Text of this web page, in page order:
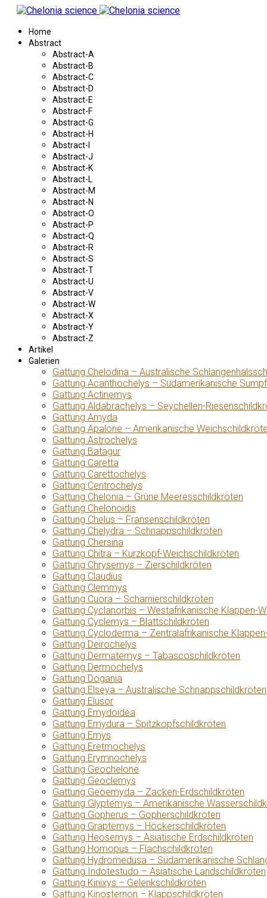
Home
Abstract
Abstract-A
Abstract-B
Abstract-C
Abstract-D
Abstract-E
Abstract-F
Abstract-G
Abstract-H
Abstract-I
Abstract-J
Abstract-K
Abstract-L
Abstract-M
Abstract-N
Abstract-O
Abstract-P
Abstract-Q
Abstract-R
Abstract-S
Abstract-T
Abstract-U
Abstract-V
Abstract-W
Abstract-X
Abstract-Y
Abstract-Z
Artikel
Galerien
Gattung Chelodina – Australische
Gattung Acanthochelys – Südamerikanische
Gattung Actinemys
Gattung Aldabrachelys – Seychellen-
Gattung Amyda
Gattung Apalone – Amerikanische
Gattung Astrochelys
Gattung Batagur
Gattung Caretta
Gattung Carettochelys
Gattung Centrochelys
Gattung Chelonia – Grüne Meeresschildkröten
Gattung Chelonoidis
Gattung Chelus – Fransenschildkröten
Gattung Chelydra – Schnappschildkröten
Gattung Chersina
Gattung Chitra – Kurzkopf-Weichschildkröten
Gattung Chrysemys – Zierschildkröten
Gattung Claudius
Gattung Clemmys
Gattung Cuora – Scharnierschildkröten
Gattung Cyclanorbis – Westafrikanische Klappen-
Gattung Cyclemys – Blattschildkröten
Gattung Cycloderma – Zentralafrikanische
Gattung Deirochelys
Gattung Dermatemys – Tabascoschildkröten
Gattung Dermochelys
Gattung Dogania
Gattung Elseya – Australische Schnappschildkröten
Gattung Elusor
Gattung Emydoidea
Gattung Emydura – Spitzkopfschildkröten
Gattung Emys
Gattung Eretmochelys
Gattung Erymnochelys
Gattung Geochelone
Gattung Geoclemys
Gattung Geoemyda – Zacken-Erdschildkröten
Gattung Glyptemys – Amerikanische
Gattung Gopherus – Gopherschildkröten
Gattung Graptemys – Höckerschildkröten
Gattung Heosemys – Asiatische Erdschildkröten
Gattung Homopus – Flachschildkröten
Gattung Hydromedusa – Südamerikanische
Gattung Indotestudo – Asiatische Landschildkröten
Gattung Kinixys – Gelenkschildkröten
Gattung Kinosternon – Klappschildkröten